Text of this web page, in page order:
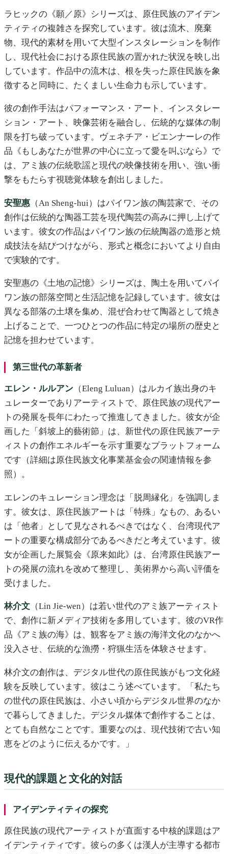
ラヒックの《願／原》シリーズは、原住民族のアイデン
ティティの複雑さを探究しています。彼は流木、廃棄
物、現代的素材を用いて大型インスタレーションを制作
し、現代社会における原住民族の置かれた状況を映し出
しています。作品中の流木は、根を失った原住民族を象
徴すると同時に、たくましい生命力も示しています。
彼の創作手法はパフォーマンス・アート、インスタレー
ション・アート、映像芸術を融合し、伝統的な媒体の制
限を打ち破っています。ヴェネチア・ビエンナーレの作
品《もしあなたが世界の中心に立って愛を叫ぶなら》で
は、アミ族の伝統歌謡と現代の映像技術を用い、強い衝
撃をもたらす視聴覚体験を創出しました。
安聖惠 （An Sheng-hui）はパイワン族の陶芸家で、その
創作は伝統的な陶器工芸を現代陶芸の高みに押し上げて
います。彼女の作品はパイワン族の伝統陶器の造形と焼
成技法を結びつけながら、形式と概念においてより自由
で実験的です。
安聖惠の《土地の記憶》シリーズは、陶土を用いてパイ
ワン族の部落空間と生活記憶を記録しています。彼女は
異なる部落の土壌を集め、混ぜ合わせて陶器として焼き
上げることで、一つひとつの作品に特定の場所の歴史と
記憶を担わせています。
第三世代の革新者
エレン・ルルアン （Eleng Luluan）はルカイ族出身のキ
ュレーターでありアーティストで、原住民族の現代アー
トの発展を長年にわたって推進してきました。彼女が企
画した「斜坡上的藝術節」は、新世代の原住民族アーテ
ィストの創作エネルギーを示す重要なプラットフォーム
です（詳細は原住民族文化事業基金会の関連情報を参
照）。
エレンのキュレーション理念は「脱周縁化」を強調しま
す。彼女は、原住民族アートは「特殊」なもの、あるい
は「他者」として見なされるべきではなく、台湾現代ア
ートの重要な構成部分であるべきだと考えています。彼
女が企画した展覧会《原来如此》は、台湾原住民族アー
トの発展の流れを改めて整理し、美術界から高い評価を
受けました。
林介文 （Lin Jie-wen）は若い世代のアミ族アーティスト
で、創作に新メディア技術を多用しています。彼のVR作
品《アミ族の海》は、観客をアミ族の海洋文化のなかへ
没入させ、伝統的な漁撈・狩猟生活を体験させます。
林介文の創作は、デジタル世代の原住民族がもつ文化経
験を反映しています。彼はこう述べています。「私たち
の世代の原住民族は、小さい頃からデジタル世界のなか
で暮らしてきました。デジタル媒体で創作することは、
とても自然なことです。重要なのは、現代技術で古い知
恵をどのように伝えるかです。」
現代的課題と文化的対話
アイデンティティの探究
原住民族の現代アーティストが直面する中核的課題はア
イデンティティです。彼らの多くは漢人が主導する都市